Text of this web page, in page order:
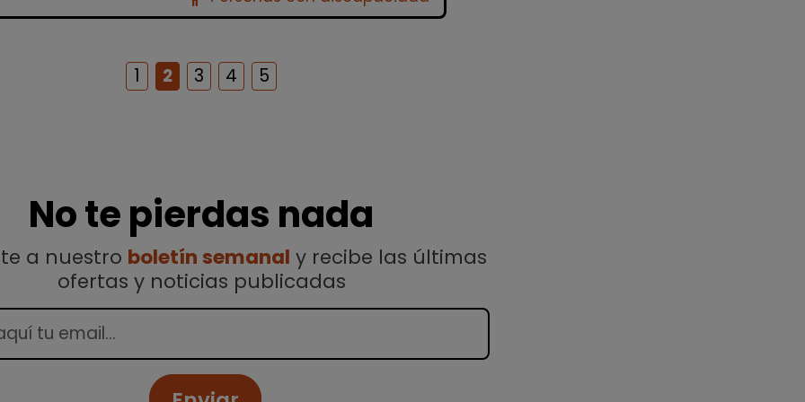
1 2 3 4 5
No te pierdas nada
a nuestro boletín semanal y recibe las últimas
ofertas y noticias publicadas